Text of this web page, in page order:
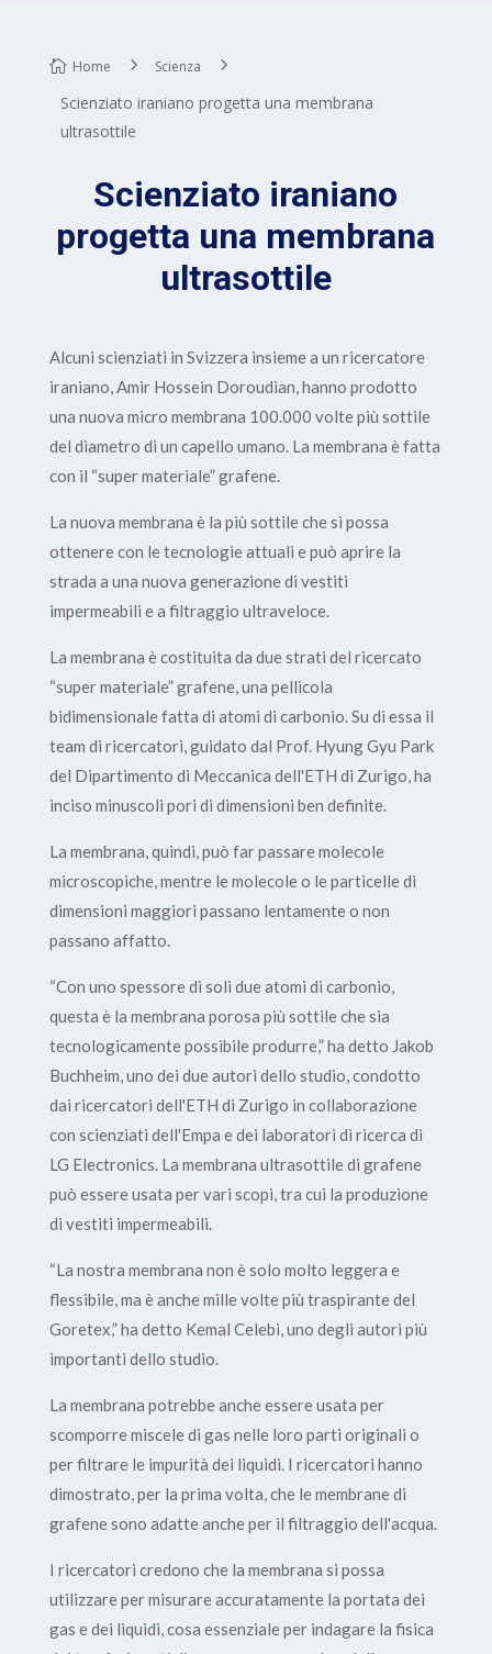
Home Scienza
Scienziato iraniano progetta una membrana
ultrasottile
Scienziato iraniano
progetta una membrana
ultrasottile
Alcuni scienziati in Svizzera insieme a un ricercatore
iraniano, Amir Hossein Doroudian, hanno prodotto
una nuova micro membrana 100.000 volte più sottile
del diametro di un capello umano. La membrana è fatta
con il “super materiale” grafene.
La nuova membrana è la più sottile che si possa
ottenere con le tecnologie attuali e può aprire la
strada a una nuova generazione di vestiti
impermeabili e a filtraggio ultraveloce.
La membrana è costituita da due strati del ricercato
“super materiale” grafene, una pellicola
bidimensionale fatta di atomi di carbonio. Su di essa il
team di ricercatori, guidato dal Prof. Hyung Gyu Park
del Dipartimento di Meccanica dell'ETH di Zurigo, ha
inciso minuscoli pori di dimensioni ben definite.
La membrana, quindi, può far passare molecole
microscopiche, mentre le molecole o le particelle di
dimensioni maggiori passano lentamente o non
passano affatto.
“Con uno spessore di soli due atomi di carbonio,
questa è la membrana porosa più sottile che sia
tecnologicamente possibile produrre,” ha detto Jakob
Buchheim, uno dei due autori dello studio, condotto
dai ricercatori dell'ETH di Zurigo in collaborazione
con scienziati dell'Empa e dei laboratori di ricerca di
LG Electronics. La membrana ultrasottile di grafene
può essere usata per vari scopi, tra cui la produzione
di vestiti impermeabili.
“La nostra membrana non è solo molto leggera e
flessibile, ma è anche mille volte più traspirante del
Goretex,” ha detto Kemal Celebi, uno degli autori più
importanti dello studio.
La membrana potrebbe anche essere usata per
scomporre miscele di gas nelle loro parti originali o
per filtrare le impurità dei liquidi. I ricercatori hanno
dimostrato, per la prima volta, che le membrane di
grafene sono adatte anche per il filtraggio dell'acqua.
I ricercatori credono che la membrana si possa
utilizzare per misurare accuratamente la portata dei
gas e dei liquidi, cosa essenziale per indagare la fisica